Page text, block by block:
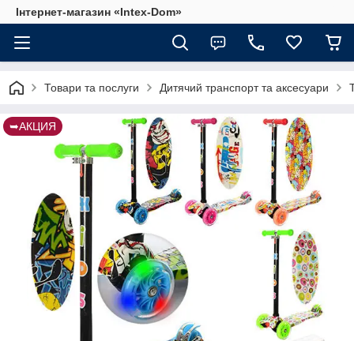
Інтернет-магазин «Intex-Dom»
Товари та послуги Дитячий транспорт та аксесуари
➥АКЦИЯ